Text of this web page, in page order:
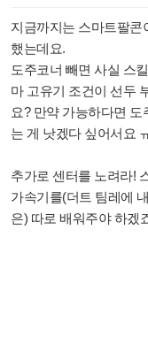
지금까지는 스마트팔콘
했는데요.
도주코너 빼면 사실 스
마 고유기 조건이 선두
요? 만약 가능하다면
는 게 낫겠다 싶어서요
추가로 센터를 노려라!
가속기를(더트 팀레에
은) 따로 배워주야 하겠